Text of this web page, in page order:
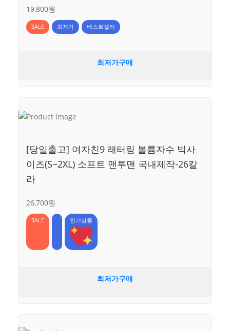
19,800원
SALE 최저가 베스트셀러
최저가구매
[당일출고] 여자친9 래터링 볼륨자수 빅사
이즈(S~2XL) 소프트 맨투맨 국내제작-26칼
라
26,700원
SALE 인기상품
최저가구매